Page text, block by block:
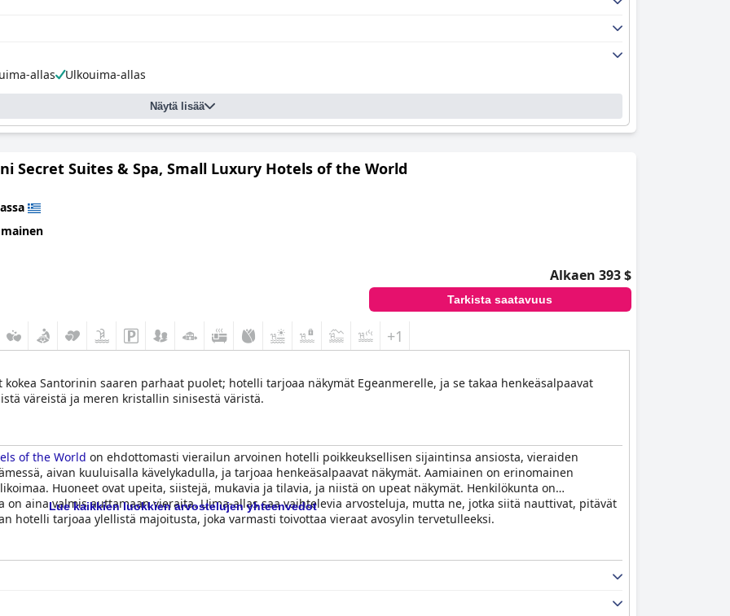
allas Ulkouima-allas
Näytä lisää
Secret Suites & Spa, Small Luxury Hotels of the World
Alkaen 393 $
Tarkista saatavuus
+1
Santorinin saaren parhaat puolet; hotelli tarjoaa näkymät Egeanmerelle, ja se takaa henkeäsalpaavat
väreistä ja meren kristallin sinisestä väristä.
of the World on ehdottomasti vierailun arvoinen hotelli poikkeuksellisen sijaintinsa ansiosta, vieraiden
aivan kuuluisalla kävelykadulla, ja tarjoaa henkeäsalpaavat näkymät. Aamiainen on erinomainen
Huoneet ovat upeita, siistejä, mukavia ja tilavia, ja niistä on upeat näkymät. Henkilökunta on
on aina valmis auttamaan vieraita. Uima-allas saa vaihtelevia arvosteluja, mutta ne, jotka siitä nauttivat, pitävät
hotelli tarjoaa ylellistä majoitusta, joka varmasti toivottaa vieraat avosylin tervetulleeksi.
Lue kaikkien luokkien arvostelujen yhteenvedot